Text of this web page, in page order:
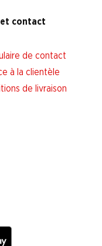
contact
de contact
à la clientèle
de livraison